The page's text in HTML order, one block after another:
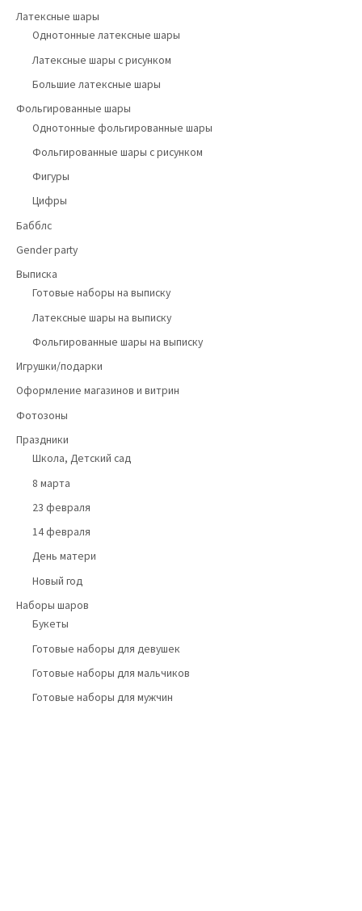
Латексные шары
Однотонные латексные шары
Латексные шары с рисунком
Большие латексные шары
Фольгированные шары
Однотонные фольгированные шары
Фольгированные шары с рисунком
Фигуры
Цифры
Бабблс
Gender party
Выписка
Готовые наборы на выписку
Латексные шары на выписку
Фольгированные шары на выписку
Игрушки/подарки
Оформление магазинов и витрин
Фотозоны
Праздники
Школа, Детский сад
8 марта
23 февраля
14 февраля
День матери
Новый год
Наборы шаров
Букеты
Готовые наборы для девушек
Готовые наборы для мальчиков
Готовые наборы для мужчин